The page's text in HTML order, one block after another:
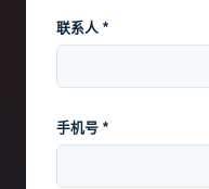
联系人 *
手机号 *